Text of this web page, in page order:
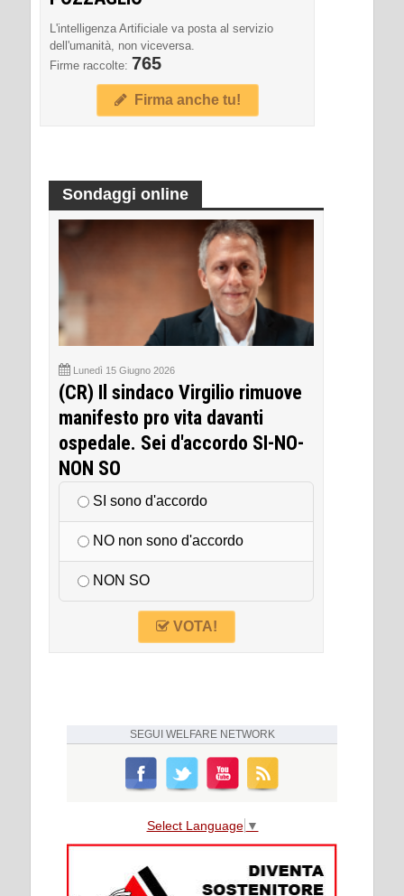
L'intelligenza Artificiale va posta al servizio
dell'umanità, non viceversa.
Firme raccolte: 765
Firma anche tu!
Sondaggi online
Lunedì 15 Giugno 2026
(CR) Il sindaco Virgilio rimuove
manifesto pro vita davanti
ospedale. Sei d'accordo SI-NO-
NON SO
SI sono d'accordo
NO non sono d'accordo
NON SO
VOTA!
SEGUI WELFARE NETWORK
Select Language ▼